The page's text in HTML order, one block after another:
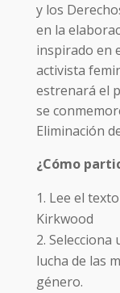
y los
en la
inspirado en
activista
estrenará el
se
Eliminación
¿Cómo
Lee el
Kirkwood
Selecciona
lucha de las
género.